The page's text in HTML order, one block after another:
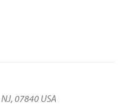
07840 USA